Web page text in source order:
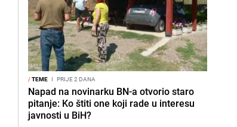
/TEME I PRIJE 2 DANA
Napad na novinarku BN-a otvorio staro
pitanje: Ko štiti one koji rade u interesu
javnosti u BiH?